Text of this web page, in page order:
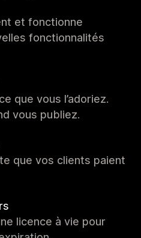
et fonctionne
fonctionnalités
que vous l’adoriez.
vous publiez.
que vos clients paient
licence à vie pour